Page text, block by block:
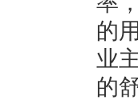
的
业
的